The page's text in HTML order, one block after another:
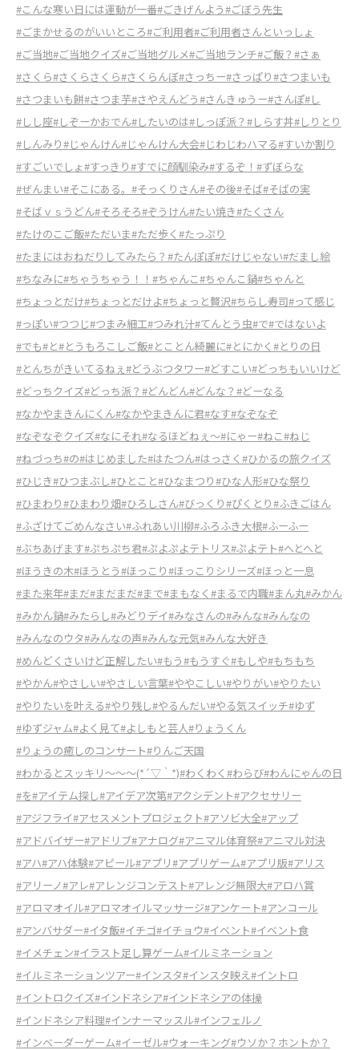
#こんな寒い日には運動が一番#ごきげんよう#ごぼう先生
#ごまかせるのがいいところ#ご利用者#ご利用者さんといっしょ
#ご当地#ご当地クイズ#ご当地グルメ#ご当地ランチ#ご飯？ #さぁ
#さくら#さくらさくら#さくらんぼ#さっちー#さっぱり#さつまいも
#さつまいも餅#さつま芋#さやえんどう#さんきゅうー#さんぽ#し
#しし座#しぞーかおでん#したいのは#しっぽ派？ #しらす丼#しりとり
#しんみり#じゃんけん#じゃんけん大会#じわじわハマる#すいか割り
#すごいでしょ#すっきり#すでに顔馴染み#するぞ！ #ずぼらな
#ぜんまい#そこにある。 #そっくりさん#その後#そば#そばの実
#そばｖｓうどん#そろそろ#ぞうけん#たい焼き#たくさん
#たけのこご飯#ただいま#ただ歩く #たっぷり
#たまにはおねだりしてみたら？ #たんぽぽ#だけじゃない#だまし絵
#ちなみに#ちゃうちゃう！！ #ちゃんこ#ちゃんこ鍋#ちゃんと
#ちょっとだけ#ちょっとだけよ#ちょっと贅沢#ちらし寿司#って感じ
#っぽい#つつじ#つまみ細工#つみれ汁#てんとう虫#で#ではないよ
#でも#と#とうもろこしご飯#とことん綺麗に#とにかく #とりの日
#とんちがきいてるねぇ #どうぶつタワー#どすこい#どっちもいいけど
#どっちクイズ#どっち派？ #どんどん#どんな？ #どーなる
#なかやまきんにくん#なかやまきんに君#なす#なぞなぞ
#なぞなぞクイズ#なにそれ#なるほどねぇ～#にゃー#ねこ#ねじ
#ねづっち#の#はじめました#はたつん#はっさく #ひかるの旅クイズ
#ひじき#ひつまぶし#ひとこと#ひなまつり#ひな人形#ひな祭り
#ひまわり#ひまわり畑#ひろしさん#びっくり#ぴくとり#ふきごはん
#ふざけてごめんなさい#ふれあい川柳#ふろふき大根#ふーふー
#ぶちあげます#ぷちぷち君#ぷよぷよテトリス#ぷよテト#へとへと
#ほうきの木#ほうとう#ほっこり#ほっこりシリーズ#ほっと一息
#また来年#まだ#まだまだ#まで#まもなく #まるで内職#まん丸#みかん
#みかん鍋#みたらし#みどりデイ#みなさんの#みんな#みんなの
#みんなのウタ#みんなの声#みんな元気#みんな大好き
#めんどくさいけど正解したい#もう#もうすぐ#もしや#もちもち
#やかん#やさしい#やさしい言葉#ややこしい#やりがい#やりたい
#やりたいを叶える#やり残し#やるんだい#やる気スイッチ#ゆず
#ゆずジャム#よく見て#よしもと芸人#りょうくん
#りょうの癒しのコンサート#りんご天国
#わかるとスッキリ～～～(*´▽｀*)#わくわく #わらび#わんにゃんの日
#を#アイテム探し#アイデア次第#アクシデント#アクセサリー
#アジフライ#アセスメントプロジェクト#アソビ大全#アップ
#アドバイザー#アドリブ#アナログ#アニマル体育祭#アニマル対決
#アハ#アハ体験#アピール#アプリ#アプリゲーム#アプリ版#アリス
#アリーノ#アレ#アレンジコンテスト#アレンジ無限大#アロハ賞
#アロマオイル#アロマオイルマッサージ#アンケート#アンコール
#アンバサダー#イタ飯#イチゴ#イチョウ#イベント#イベント食
#イメチェン#イラスト足し算ゲーム#イルミネーション
#イルミネーションツアー#インスタ#インスタ映え #イントロ
#イントロクイズ#インドネシア#インドネシアの体操
#インドネシア料理#インナーマッスル#インフェルノ
#インベーダーゲーム#イーゼル#ウォーキング#ウソか？ホントか？